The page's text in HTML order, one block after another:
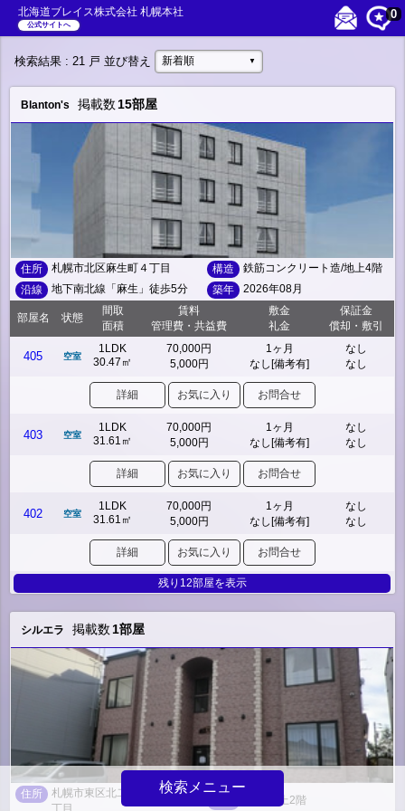
北海道ブレイス株式会社 札幌本社
公式サイトへ
0
検索結果 : 21 戸 並び替え 新着順 ▼
Blanton's 掲載数 15部屋
住所 札幌市北区麻生町４丁目 構造
鉄筋コンクリート造/地上4階
沿線
地下南北線「麻生」徒歩5分 築年 2026年08月
部屋名 状態
間取
面積
賃料
管理費・共益費
敷金
礼金
保証金
償却・敷引
405 空室
1LDK
30.47㎡
70,000円
5,000円
1ヶ月
なし[備考有]
なし
なし
詳細 お気に入り お問合せ
403 空室
1LDK
31.61㎡
70,000円
5,000円
1ヶ月
なし[備考有]
なし
なし
詳細 お気に入り お問合せ
402 空室
1LDK
31.61㎡
70,000円
5,000円
1ヶ月
なし[備考有]
なし
なし
詳細 お気に入り お問合せ
残り12部屋を表示
シルエラ 掲載数 1部屋
住所
札幌市東区北二十三条東１９
丁目
木造/地上2階
検索メニュー